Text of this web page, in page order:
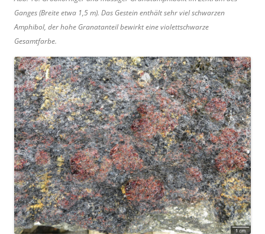
Ganges (Breite etwa 1,5 m). Das Gestein enthält sehr viel schwarzen
Amphibol, der hohe Granatanteil bewirkt eine violettschwarze
Gesamtfarbe.